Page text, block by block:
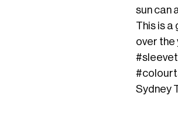
sun can
This is a
over the
Sydney